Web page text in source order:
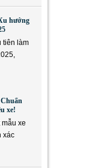
hướng
tiên làm
xe!
xe
xác